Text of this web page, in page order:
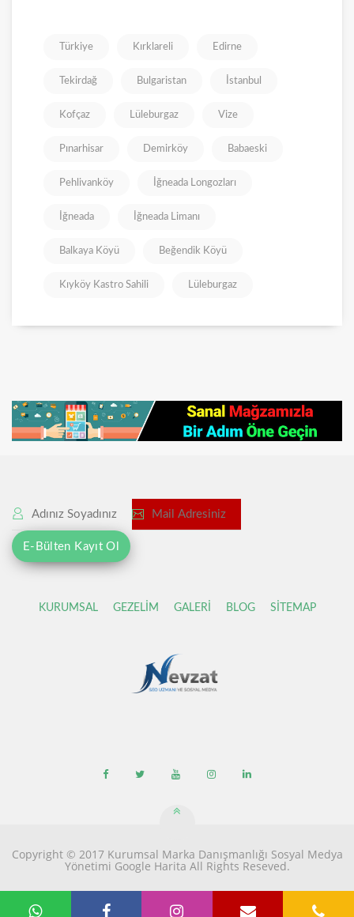
Türkiye Kırklareli Edirne
Tekirdağ Bulgaristan İstanbul
Kofçaz Lüleburgaz Vize
Pınarhisar Demirköy Babaeski
Pehlivanköy İğneada Longozları
İğneada İğneada Limanı
Balkaya Köyü Beğendik Köyü
Kıyköy Kastro Sahili Lüleburgaz
KURUMSAL GEZELİM GALERİ BLOG SİTEMAP
Copyright © 2017 Kurumsal Marka Danışmanlığı Sosyal Medya
Yönetimi Google Harita All Rights Reseved.